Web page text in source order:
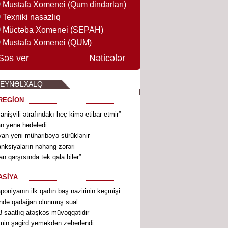
Mustafa Xomenei (Qum dindarları)
Texniki nasazlıq
Müctəba Xomenei (SEPAH)
Mustafa Xomenei (QUM)
ver Nəticələr
ətrafındakı heç kimə etibar etmir”
yenə hədələdi
yeni müharibəyə sürüklənir
nəhəng zərəri
qarşısında tək qala bilər”
ilk qadın baş nazirinin keçmişi
qadağan olunmuş sual
saatlıq atəşkəs müvəqqətidir”
şagird yeməkdən zəhərləndi